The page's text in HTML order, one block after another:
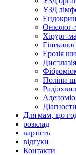
УЗД
Онколог-
Хірург-
Ерозія
Поліпи
Для мам, що
розклад
вартість
відгуки
Контакти